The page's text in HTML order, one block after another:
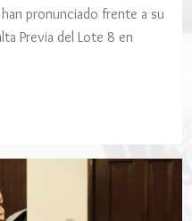
pronunciado frente a su
Previa del Lote 8 en